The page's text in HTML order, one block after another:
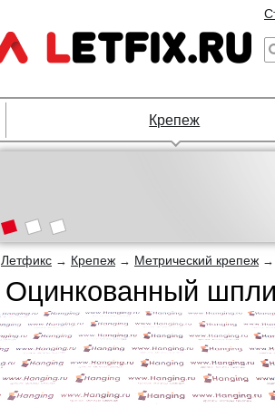
Крепеж
Летфикс → Крепеж → Метрический крепеж
Оцинкованный